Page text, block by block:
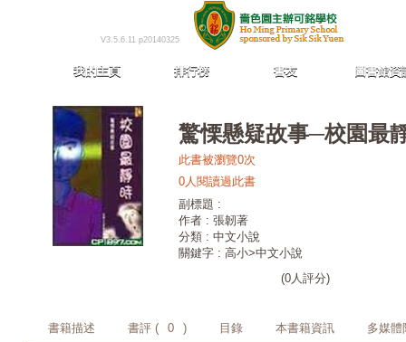
V3.5.6.11 p20140325
我的主頁 排行榜 書友 圖書館資
驚慄懸疑故事─校園最
此書被瀏覽0次
0人閱讀過此書
副標題 :
作者 : 張韌著
分類 : 中文小說
關鍵字 : 高小>中文小說
(0人評分)
書籍描述 書評 ( 0 ) 目錄 本書籍資訊 多媒體